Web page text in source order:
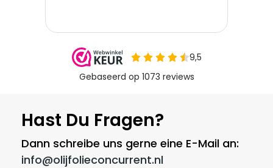
Hast Du Fragen?
Dann schreibe uns gerne eine E-Mail an:
info@olijfolieconcurrent.nl